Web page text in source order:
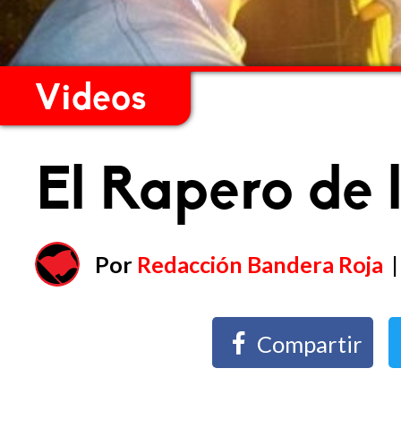
Videos
El Rapero
Por Redacción Bandera Roja
Compartir